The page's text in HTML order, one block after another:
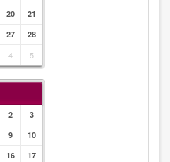
20
21
27
28
4 5
2
3
9
10
16
17